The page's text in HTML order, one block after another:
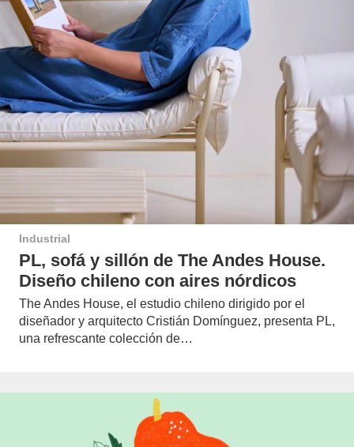
Industrial
PL, sofá y sillón de The Andes House.
Diseño chileno con aires nórdicos
The Andes House, el estudio chileno dirigido por el
diseñador y arquitecto Cristián Domínguez, presenta PL,
una refrescante colección de…